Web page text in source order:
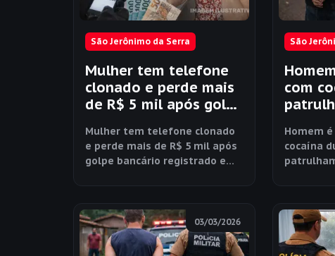
São Jerônimo da Serra
Mulher tem telefone
clonado e perde mais
de R$ 5 mil após golpe
em São Jerônimo da
Serra
Mulher tem telefone clonado
e perde mais de R$ 5 mil após
golpe bancário registrado em
São
com
Homem
cocaína
03/03/2026